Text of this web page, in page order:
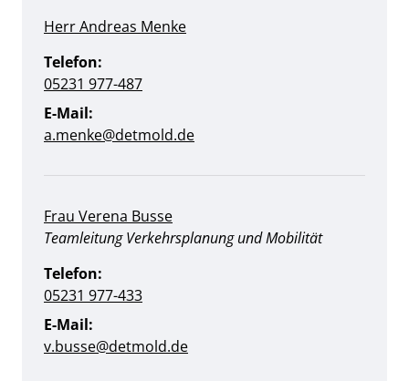
Herr Andreas Menke
Telefon:
05231 977-487
E-Mail:
a.menke@detmold.de
Frau Verena Busse
Position:
Teamleitung Verkehrsplanung und Mobilität
Telefon:
05231 977-433
E-Mail:
v.busse@detmold.de